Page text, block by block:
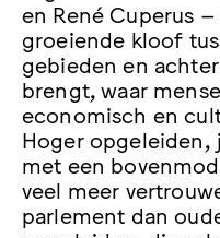
en René Cuperus
groeiende kloof
gebieden en
brengt, waar
economisch en
Hoger opgeleiden,
met een
veel meer
parlement dan